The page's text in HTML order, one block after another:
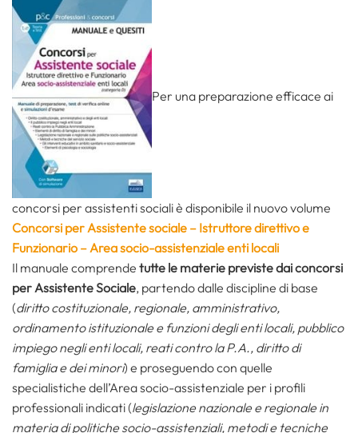
Per una preparazione efficace ai
concorsi per assistenti sociali è disponibile il nuovo volume
Concorsi per Assistente sociale – Istruttore direttivo e
Funzionario – Area socio-assistenziale enti locali
Il manuale comprende tutte le materie previste dai concorsi
per Assistente Sociale, partendo dalle discipline di base
(diritto costituzionale, regionale, amministrativo,
ordinamento istituzionale e funzioni degli enti locali, pubblico
impiego negli enti locali, reati contro la P.A., diritto di
famiglia e dei minori) e proseguendo con quelle
specialistiche dell’Area socio-assistenziale per i profili
professionali indicati (legislazione nazionale e regionale in
materia di politiche socio-assistenziali, metodi e tecniche